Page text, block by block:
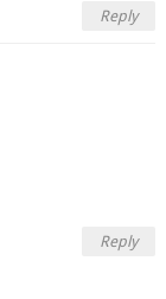
Reply
Reply